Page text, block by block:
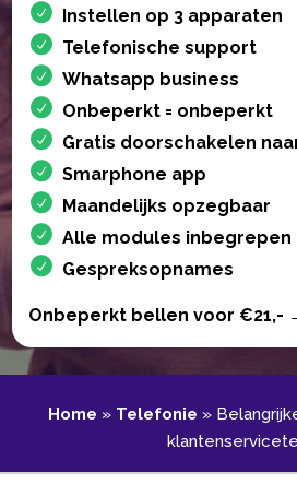
Instellen op 3 apparaten
Telefonische support
Whatsapp business
Onbeperkt = onbeperkt
Gratis doorschakelen
Smarphone app
Maandelijks opzegbaar
Alle modules inbegrepen
Gespreksopnames
Onbeperkt bellen voor €21,-
Home » Telefonie »